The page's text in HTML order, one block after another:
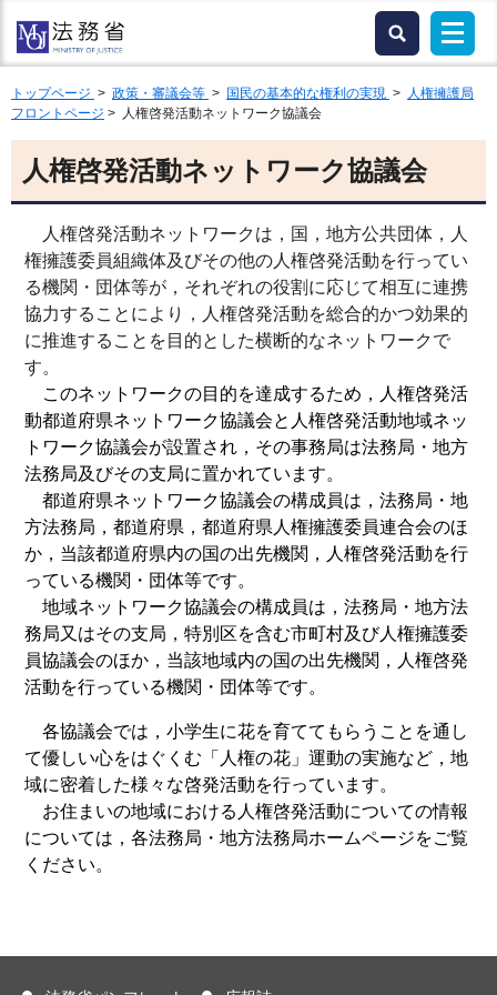
トップページ > 政策・審議会等 > 国民の基本的な権利の実現 > 人権擁護局
フロントページ > 人権啓発活動ネットワーク協議会
人権啓発活動ネットワーク協議会
人権啓発活動ネットワークは，国，地方公共団体，人
権擁護委員組織体及びその他の人権啓発活動を行ってい
る機関・団体等が，それぞれの役割に応じて相互に連携
協力することにより，人権啓発活動を総合的かつ効果的
に推進することを目的とした横断的なネットワークで
す。
このネットワークの目的を達成するため，人権啓発活
動都道府県ネットワーク協議会と人権啓発活動地域ネッ
トワーク協議会が設置され，その事務局は法務局・地方
法務局及びその支局に置かれています。
都道府県ネットワーク協議会の構成員は，法務局・地
方法務局，都道府県，都道府県人権擁護委員連合会のほ
か，当該都道府県内の国の出先機関，人権啓発活動を行
っている機関・団体等です。
地域ネットワーク協議会の構成員は，法務局・地方法
務局又はその支局，特別区を含む市町村及び人権擁護委
員協議会のほか，当該地域内の国の出先機関，人権啓発
活動を行っている機関・団体等です。
各協議会では，小学生に花を育ててもらうことを通し
て優しい心をはぐくむ「人権の花」運動の実施など，地
域に密着した様々な啓発活動を行っています。
お住まいの地域における人権啓発活動についての情報
については，各法務局・地方法務局ホームページをご覧
ください。